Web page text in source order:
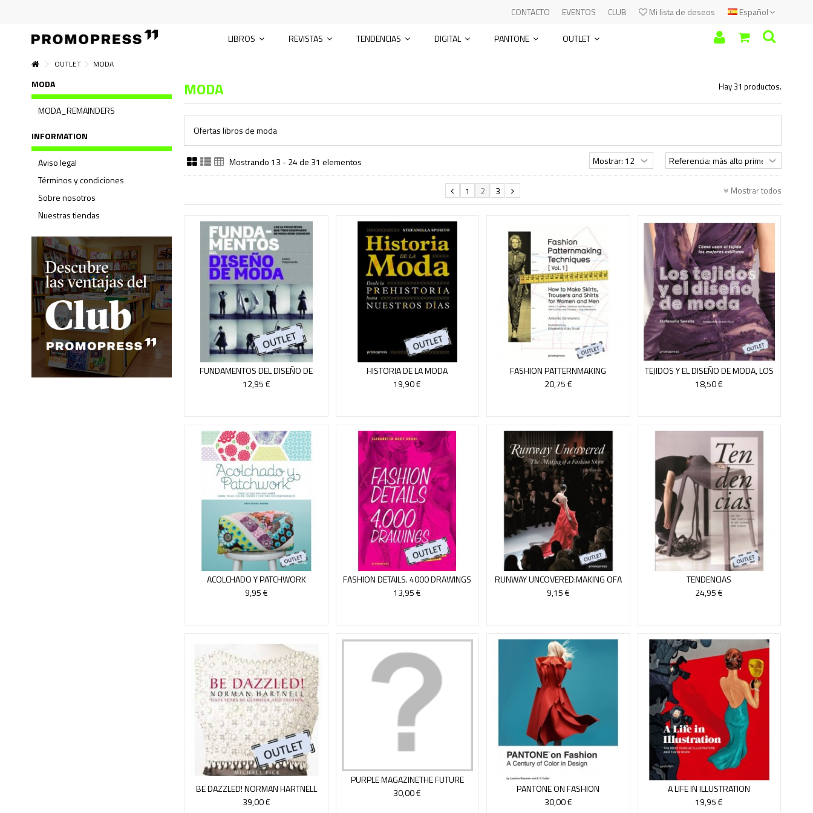
Español
Mi lista de deseos
CLUB
EVENTOS
CONTACTO
LIBROS REVISTAS TENDENCIAS DIGITAL PANTONE OUTLET
OUTLET MODA
MODA Hay 31 productos.
Ofertas libros de moda
Mostrando 13 - 24 de 31 elementos
Mostrar todos
1 2 3
FUNDAMENTOS DEL DISEÑO DE
MODA
12,95 €
HISTORIA DE LA MODA
19,90 €
FASHION PATTERNMAKING
TECHNIQUES 1
20,75 €
TEJIDOS Y EL DISEÑO DE MODA, LOS
18,50 €
ACOLCHADO Y PATCHWORK
9,95 €
FASHION DETAILS. 4000 DRAWINGS
13,95 €
RUNWAY UNCOVERED:MAKING OFA
FASHION SHOW, THE (ENGLISH)
9,15 €
TENDENCIAS
24,95 €
BE DAZZLED! NORMAN HARTNELL
39,00 €
PURPLE MAGAZINETHE FUTURE
ISSUE S/S 22
30,00 €
PANTONE ON FASHION
30,00 €
A LIFE IN ILLUSTRATION
19,95 €
MODA
MODA_REMAINDERS
INFORMATION
Aviso legal
Términos y condiciones
Sobre nosotros
Nuestras tiendas